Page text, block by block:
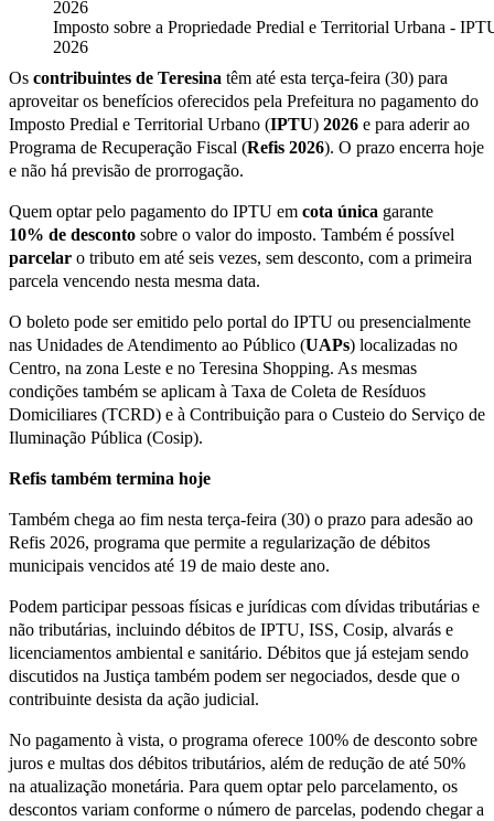
Imposto sobre a Propriedade Predial e Territorial Urbana -
2026
Os contribuintes de Teresina têm até esta terça-feira (30) para
aproveitar os benefícios oferecidos pela Prefeitura no pagamento do
Imposto Predial e Territorial Urbano (IPTU) 2026 e para aderir ao
Programa de Recuperação Fiscal (Refis 2026). O prazo encerra hoje
e não há previsão de prorrogação.
Quem optar pelo pagamento do IPTU em cota única garante
10% de desconto sobre o valor do imposto. Também é possível
parcelar o tributo em até seis vezes, sem desconto, com a primeira
parcela vencendo nesta mesma data.
O boleto pode ser emitido pelo portal do IPTU ou presencialmente
nas Unidades de Atendimento ao Público (UAPs) localizadas no
Centro, na zona Leste e no Teresina Shopping. As mesmas
condições também se aplicam à Taxa de Coleta de Resíduos
Domiciliares (TCRD) e à Contribuição para o Custeio do Serviço de
Iluminação Pública (Cosip).
Refis também termina hoje
Também chega ao fim nesta terça-feira (30) o prazo para adesão ao
Refis 2026, programa que permite a regularização de débitos
municipais vencidos até 19 de maio deste ano.
Podem participar pessoas físicas e jurídicas com dívidas tributárias e
não tributárias, incluindo débitos de IPTU, ISS, Cosip, alvarás e
licenciamentos ambiental e sanitário. Débitos que já estejam sendo
discutidos na Justiça também podem ser negociados, desde que o
contribuinte desista da ação judicial.
No pagamento à vista, o programa oferece 100% de desconto sobre
juros e multas dos débitos tributários, além de redução de até 50%
na atualização monetária. Para quem optar pelo parcelamento, os
descontos variam conforme o número de parcelas, podendo chegar a